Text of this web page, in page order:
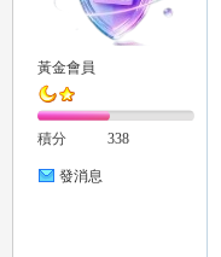
黃金會員
積分 338
發消息